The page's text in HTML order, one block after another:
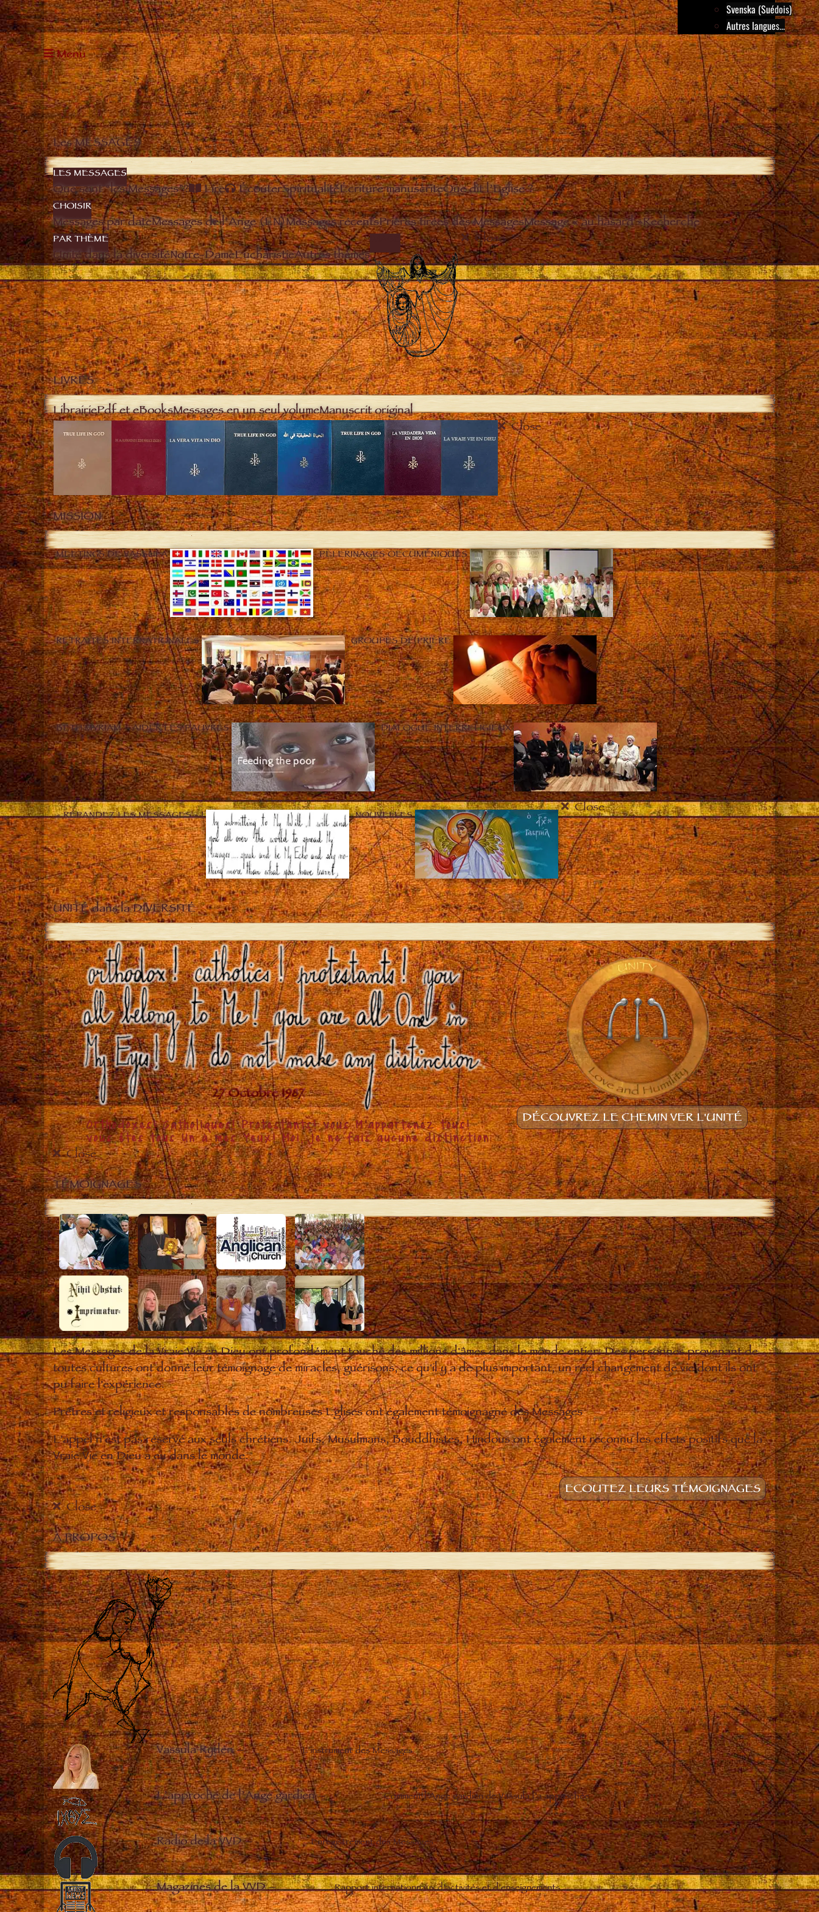
Svenska (Suédois)
Autres langues...
Menu
Les MESSAGES
LES MESSAGES
Que sont “les Messages”? Lire ÉcouterSpiritualitéÉcriture manuscriteQue dit l’Eglise ?
CHOISIR
Messages par dateMessages de l’Ange (EN)Messages récentsPrières tirées des MessagesMessage « au hasard »Recherche
PAR THÈME
Unité dans la diversitéNotre-DameEucharistieAutres thèmes
Close
LIVRES
LibrairiePdf et eBooksMessages en un seul volumeManuscrit original
Close
MISSION
MEETINGS DE VASSULA PÈLERINAGES OECUMÉNIQUES
RETRAITES INTERNATIONALES GROUPES DE PRIÈRE
BETH MYRIAM – AIDER LES PAUVRES DIALOGUE INTERRELIGIEUX
« RÉPANDEZ LES MESSAGES » ! NOUVELLES Close
UNITÉ dans la DIVERSITÉ
DÉCOUVREZ LE CHEMIN VER L'UNITÉ
Close
TÉMOIGNAGES
Les Messages de la Vraie Vie en Dieu ont profondément touché des millions d'âmes dans le monde entier. Des personnes provenant de
toutes cultures ont donné leur témoignage de miracles, guérisons, ce qu'il y a de plus important, un réel changement de vie dont ils ont
pu faire l'expérience.
Prêtres et religieux et responsables de nombreuses Eglises ont également témoignagné des Messages
L'appel n'est pas réservé aux seuls chrétiens. Juifs, Musulmans, Bouddhistes, Hindous ont également reconnu les effets positifs que la
Vraie Vie en Dieu a eu dans le monde.
ECOUTEZ LEURS TÉMOIGNAGES
Close
À PROPOS
Vassula Rydén– L’instrument des Messages
L’approche de l’Ange gardien– Comment l’Ange gardien de Vassula l’a approchée
Radio de la VVD– Enregistrement des Messages
Magazines de la VVD– Rapport internationnaux d’activités et d’enseignements